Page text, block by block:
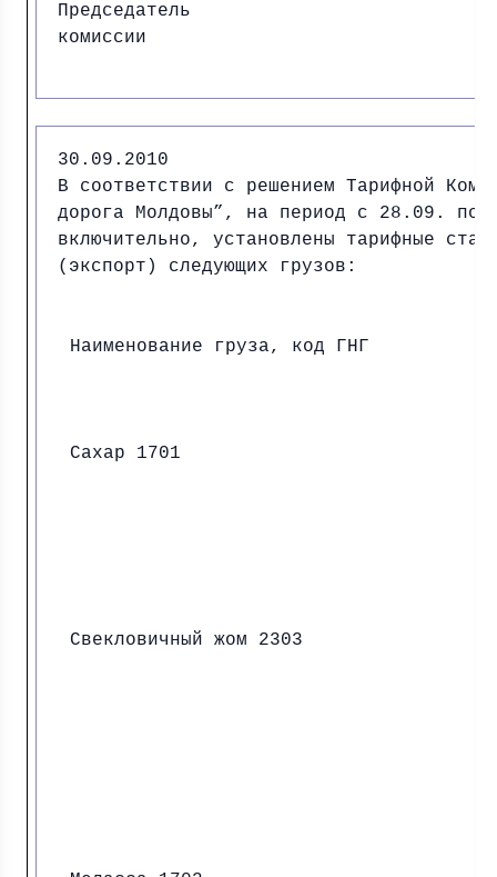
Председатель
комиссии
30.09.2010
В соответствии с решением Тарифной
дорога Молдовы”, на период с 28.09. по
включительно, установлены тарифные
(экспорт) следующих грузов:
Наименование груза, код ГНГ
Сахар 1701
Свекловичный жом 2303